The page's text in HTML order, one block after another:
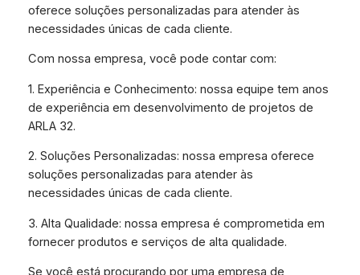
oferece soluções personalizadas para atender às
necessidades únicas de cada cliente.
Com nossa empresa, você pode contar com:
1. Experiência e Conhecimento: nossa equipe tem anos
de experiência em desenvolvimento de projetos de
ARLA 32.
2. Soluções Personalizadas: nossa empresa oferece
soluções personalizadas para atender às
necessidades únicas de cada cliente.
3. Alta Qualidade: nossa empresa é comprometida em
fornecer produtos e serviços de alta qualidade.